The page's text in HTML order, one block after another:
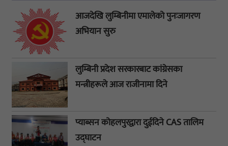
आजदेखि लुम्बिनीमा एमालेको पुनःजागरण
अभियान सुरु
लुम्बिनी प्रदेश सरकारबाट कांग्रेसका
मन्त्रीहरूले आज राजीनामा दिने
प्याब्सन कोहलपुरद्वारा दुईदिने CAS तालिम
उद्घाटन